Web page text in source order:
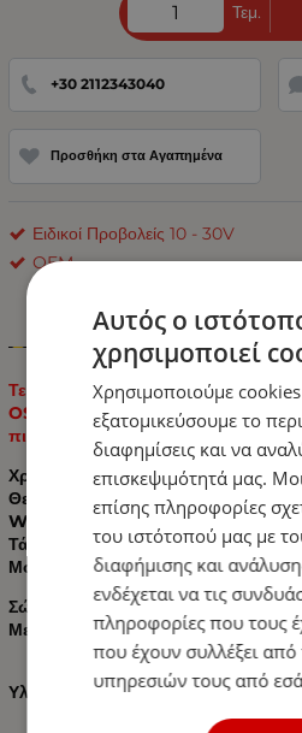
Τεμ.
+30 2112343040
Προσθήκη στα Αγαπημένα
Ειδικοί Προβολείς 10 - 30V
OEM
Τεχνικά χαρακτηριστικά
OSRAM LED 16 Watt Υψηλής
πιστοποιητικό Ε9 - 2 Χρόνια
Χρώμα: Λευκό
Θερμοκρασία Χρώματος: 6000k
Watt: 16W (1360 Lumens)
Τάση: 10-30V DC
Μοίρες: 60°
Σώμα αλουμινίου για καλύτερη
Μεταλλικές βάσεις στήριξης.
Υλικό: Αλουμίνιο
Αυτός ο
χρησιμοποιεί
Χρησιμοποιούμε
εξατομικεύσουμε το
διαφημίσεις και να
επισκεψιμότητά μας.
επίσης πληροφορίες
του ιστότοπού μας με
διαφήμισης και
ενδέχεται να τις
πληροφορίες που τους
που έχουν συλλέξει
υπηρεσιών τους από